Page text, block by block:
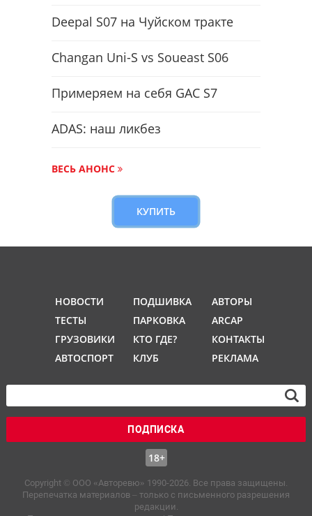
Deepal S07 на Чуйском тракте
Changan Uni-S vs Soueast S06
Примеряем на себя GAC S7
ADAS: наш ликбез
ВЕСЬ АНОНС
КУПИТЬ
НОВОСТИ
ТЕСТЫ
ГРУЗОВИКИ
АВТОСПОРТ
ПОДШИВКА
ПАРКОВКА
КТО ГДЕ?
КЛУБ
АВТОРЫ
ARCAP
КОНТАКТЫ
РЕКЛАМА
ПОДПИСКА
18+
Copyright © OOO «Авторевю» 1990-2026. Все права защищены.
Перепечатка материалов – только с письменного разрешения
редакции.